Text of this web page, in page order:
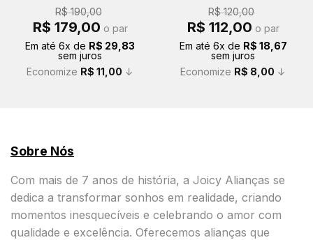
R$190,00
O
preço
era:
R$ 190,00.
R$ 179,00preço
é:
R$ 179,00.
o par
Em até 6x de R$ 29,83
sem juros
Economize R$ 11,00 ↓
R$120,00
O
preço
era:
R$ 120,00.
R$ 112,00preço
atual
é:
R$ 112,00.
o par
Em até 6x de R$ 18,67
sem juros
Economize R$ 8,00 ↓
Sobre Nós
Com mais de 7 anos de história, a Joicy Alianças se
dedica a transformar sonhos em realidade, criando
momentos inesquecíveis e celebrando o amor com
qualidade e excelência. Oferecemos alianças que